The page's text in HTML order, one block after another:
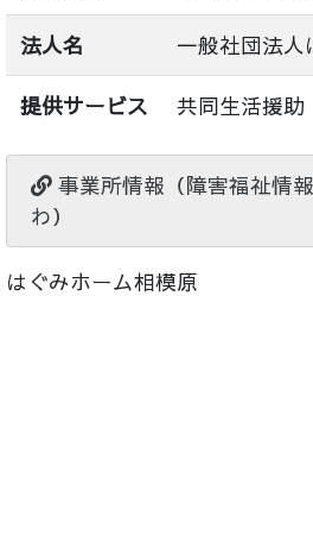
法人名 一般社団法人
提供サービス 共同生活援助
事業所情報（障害福祉情
わ）
はぐみホーム相模原